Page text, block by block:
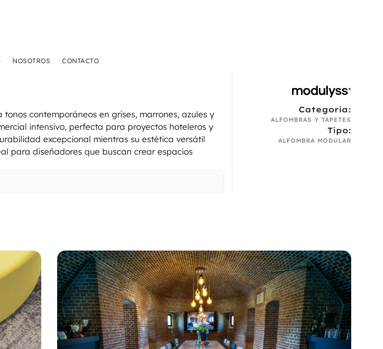
NOSOTROS
CONTACTO
contemporáneos en grises, marrones, azules y
intensivo, perfecta para proyectos hoteleros y
excepcional mientras su estética versátil
para diseñadores que buscan crear espacios
Categoría:
ALFOMBRAS Y TAPETES
Tipo:
ALFOMBRA MODULAR